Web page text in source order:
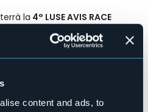
content and ads, to
la 4° LUSE AVIS RACE
di 10 Km
del parcheggio dell’Alpe
pettorale. Nessuna